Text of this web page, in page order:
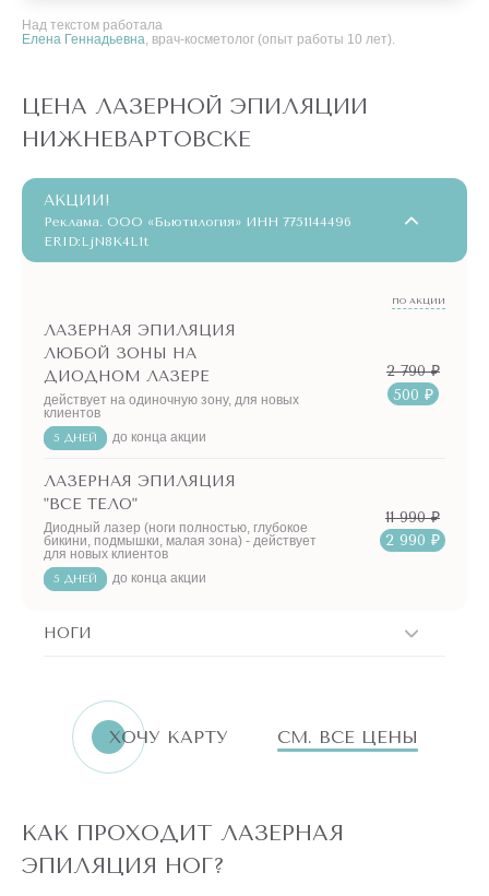
Над текстом работала
Елена Геннадьевна, врач-косметолог (опыт работы 10 лет).
ЦЕНА ЛАЗЕРНОЙ ЭПИЛЯЦИИ
НИЖНЕВАРТОВСКЕ
АКЦИИ!
Реклама. ООО «Бьютилогия» ИНН 7751144496
ERID:LjN8K4L1t
ПО АКЦИИ
ЛАЗЕРНАЯ ЭПИЛЯЦИЯ
ЛЮБОЙ ЗОНЫ НА
ДИОДНОМ ЛАЗЕРЕ
действует на одиночную зону, для новых
клиентов
5 ДНЕЙ до конца акции
2 790 ₽
500 ₽
ЛАЗЕРНАЯ ЭПИЛЯЦИЯ
"ВСЕ ТЕЛО"
Диодный лазер (ноги полностью, глубокое
бикини, подмышки, малая зона) - действует
для новых клиентов
5 ДНЕЙ до конца акции
11 990 ₽
2 990 ₽
НОГИ
ХОЧУ КАРТУ СМ. ВСЕ ЦЕНЫ
КАК ПРОХОДИТ ЛАЗЕРНАЯ
ЭПИЛЯЦИЯ НОГ?